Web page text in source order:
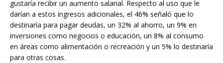
gustaría recibir un aumento salarial. Respecto al uso que le
darían a estos ingresos adicionales, el 46% señaló que lo
destinaría para pagar deudas, un 32% al ahorro, un 9% en
inversiones como negocios o educación, un 8% al consumo
en áreas como alimentación o recreación y un 5% lo destinaría
para otras cosas.